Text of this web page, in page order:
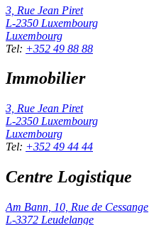
3, Rue Jean Piret
L-2350 Luxembourg
Luxembourg
Tel: +352 49 88 88
Immobilier
3, Rue Jean Piret
L-2350 Luxembourg
Luxembourg
Tel: +352 49 44 44
Centre Logistique
Am Bann, 10, Rue de Cessange
L-3372 Leudelange